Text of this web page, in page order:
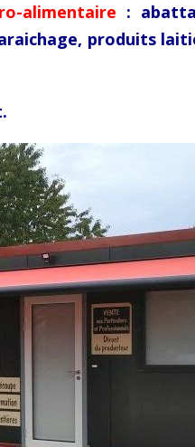
alimentaire :
produits